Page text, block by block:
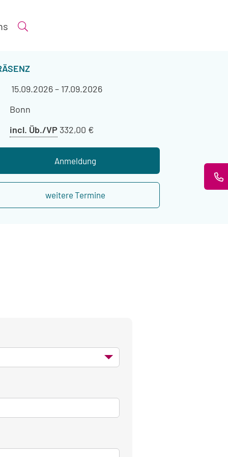
Suche öffnen
Veranstaltungszeitraum
15.09.2026– 17.09.2026
Veranstaltungsort
Bonn
incl. Üb./VP Preis
Übernachtung
332,00 €
Anmeldung
weitere Termine